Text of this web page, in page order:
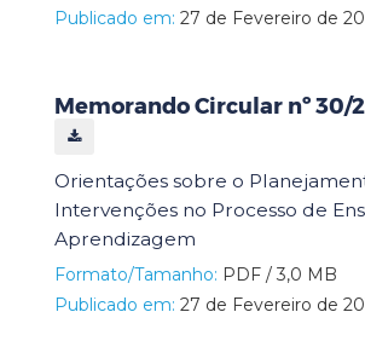
Publicado em: 27 de Fevereiro de
Memorando Circular nº 30/
Orientações sobre o
Intervenções no Processo de
Aprendizagem
Formato/Tamanho: PDF / 3,0 MB
Publicado em: 27 de Fevereiro de